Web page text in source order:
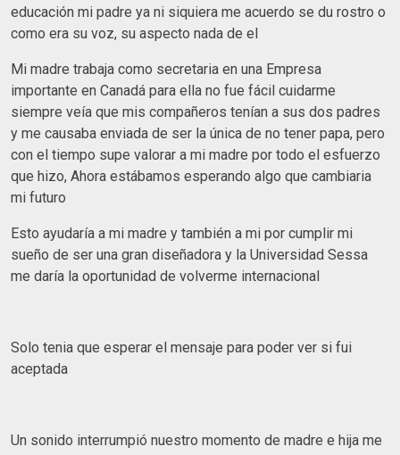
educación mi padre ya ni siquiera me acuerdo se du rostro o
como era su voz, su aspecto nada de el
Mi madre trabaja como secretaria en una Empresa
importante en Canadá para ella no fue fácil cuidarme
siempre veía que mis compañeros tenían a sus dos padres
y me causaba enviada de ser la única de no tener papa, pero
con el tiempo supe valorar a mi madre por todo el esfuerzo
que hizo, Ahora estábamos esperando algo que cambiaria
mi futuro
Esto ayudaría a mi madre y también a mi por cumplir mi
sueño de ser una gran diseñadora y la Universidad Sessa
me daría la oportunidad de volverme internacional
Solo tenia que esperar el mensaje para poder ver si fui
aceptada
Un sonido interrumpió nuestro momento de madre e hija me